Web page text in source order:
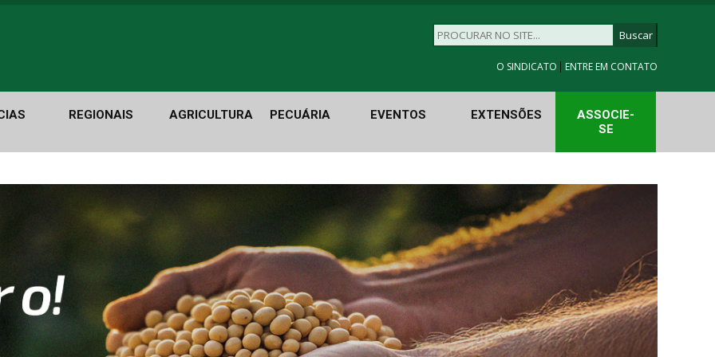
O SINDICATO | ENTRE EM CONTATO
REGIONAIS AGRICULTURA PECUÁRIA EVENTOS EXTENSÕES
ASSOCIE-
SE